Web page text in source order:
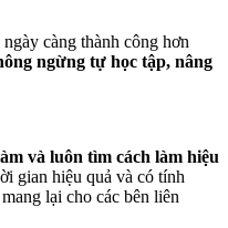
càng thành công hơn
ngừng tự học tập, nâng
và luôn tìm cách làm hiệu
gian hiệu quả và có tính
lại cho các bên liên